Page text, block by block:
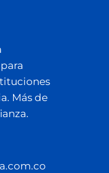
Más de